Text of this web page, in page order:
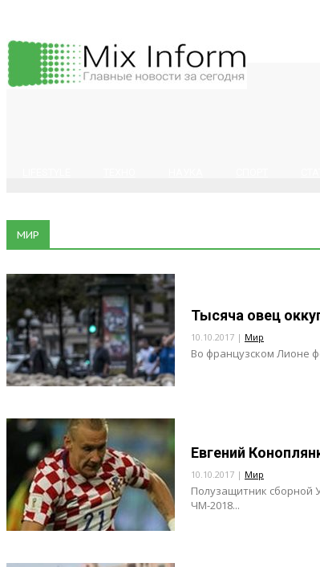
МИР
Тысяча овец
10.10.2017 | Мир
Во французском Лионе
Евгений
10.10.2017 | Мир
Полузащитник сборной
ЧМ-2018...